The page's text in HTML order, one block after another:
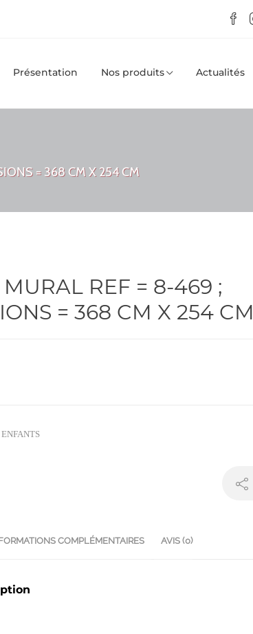
Présentation Nos produits Actualités
= 368 CM X 254 CM
MURAL REF = 8-469 ;
= 368 CM X 254 CM
COMPLÉMENTAIRES AVIS (0)